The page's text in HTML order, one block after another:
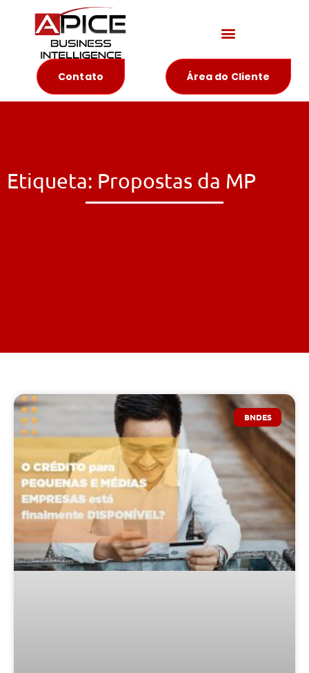
Contato Área do Cliente
Etiqueta: Propostas da MP
BNDES